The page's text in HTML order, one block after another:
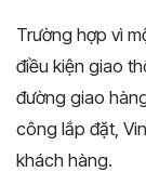
Trường hợp vì
điều kiện giao
đường giao
công lắp đặt,
khách hàng.